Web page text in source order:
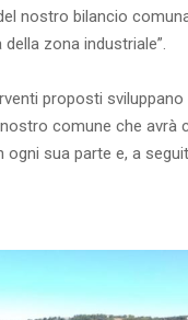
nostro bilancio
zona industriale”.
proposti
comune che
sua parte e, a